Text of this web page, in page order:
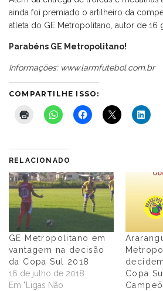
ainda foi premiado o artilheiro da
atleta do GE Metropolitano, autor de 16
Parabéns GE Metropolitano!
Informações: www.larmfutebol.com.br
COMPARTILHE ISSO:
RELACIONADO
GE Metropolitano em
vantagem na decisão
da Copa Sul 2018
16 de julho de 2018
Em "Ligas Não
Copa